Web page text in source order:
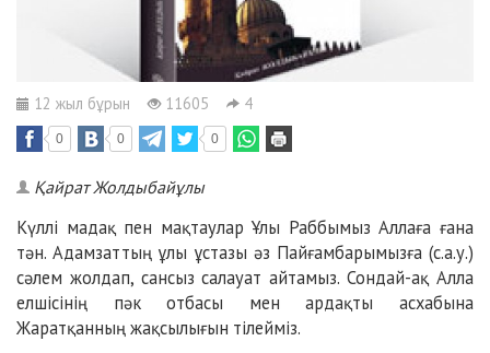
12 жыл бұрын 11605 4
0 0 0
Қайрат Жолдыбайұлы
Күллі мадақ пен мақтаулар Ұлы Раббымыз Аллаға ғана
тән. Адамзаттың ұлы ұстазы әз Пайғамбарымызға (с.а.у.)
сәлем жолдап, сансыз салауат айтамыз. Сондай-ақ Алла
елшісінің пәк отбасы мен ардақты асхабына
Жаратқанның жақсылығын тілейміз.